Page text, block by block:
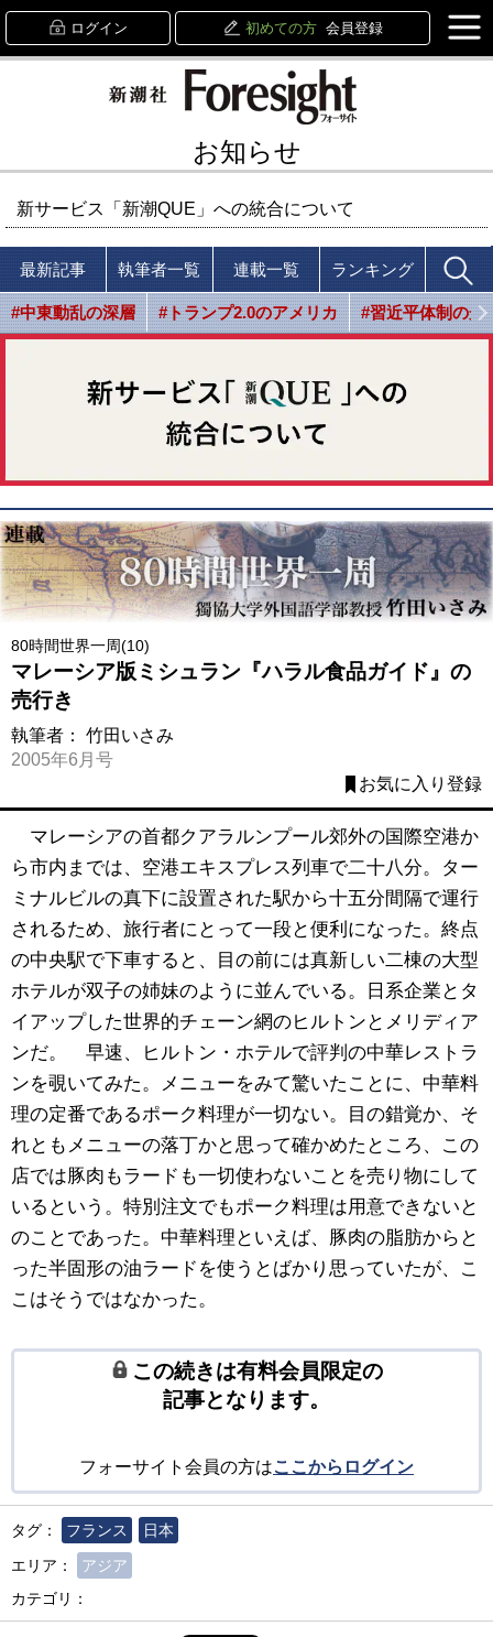
ログイン 初めての方 会員登録
お知らせ
新サービス「新潮QUE」への統合について
最新記事 執筆者一覧 連載一覧 ランキング
#中東動乱の深層 #トランプ2.0のアメリカ #習近平体制の光
80時間世界一周(10)
マレーシア版ミシュラン『ハラル食品ガイド』の
売行き
執筆者： 竹田いさみ
2005年6月号
お気に入り登録
マレーシアの首都クアラルンプール郊外の国際空港か
ら市内までは、空港エキスプレス列車で二十八分。ター
ミナルビルの真下に設置された駅から十五分間隔で運行
されるため、旅行者にとって一段と便利になった。終点
の中央駅で下車すると、目の前には真新しい二棟の大型
ホテルが双子の姉妹のように並んでいる。日系企業とタ
イアップした世界的チェーン網のヒルトンとメリディア
ンだ。 早速、ヒルトン・ホテルで評判の中華レストラ
ンを覗いてみた。メニューをみて驚いたことに、中華料
理の定番であるポーク料理が一切ない。目の錯覚か、そ
れともメニューの落丁かと思って確かめたところ、この
店では豚肉もラードも一切使わないことを売り物にして
いるという。特別注文でもポーク料理は用意できないと
のことであった。中華料理といえば、豚肉の脂肪からと
った半固形の油ラードを使うとばかり思っていたが、こ
こはそうではなかった。
この続きは有料会員限定の
記事となります。
フォーサイト会員の方はここからログイン
タグ： フランス
日本
エリア：
アジア
カテゴリ：